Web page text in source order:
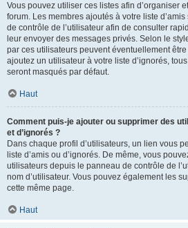
Vous pouvez utiliser ces listes afin d’organiser
forum. Les membres ajoutés à votre liste
de contrôle de l’utilisateur afin de consulter
leur envoyer des messages privés. Selon le
par ces utilisateurs peuvent éventuellement
ajoutez un utilisateur à votre liste d’ignorés,
seront masqués par défaut.
Haut
Comment puis-je ajouter ou supprimer des
et d’ignorés ?
Dans chaque profil d’utilisateurs, un lien vous
liste d’amis ou d’ignorés. De même, vous
utilisateurs depuis le panneau de contrôle de
nom d’utilisateur. Vous pouvez également les
cette même page.
Haut